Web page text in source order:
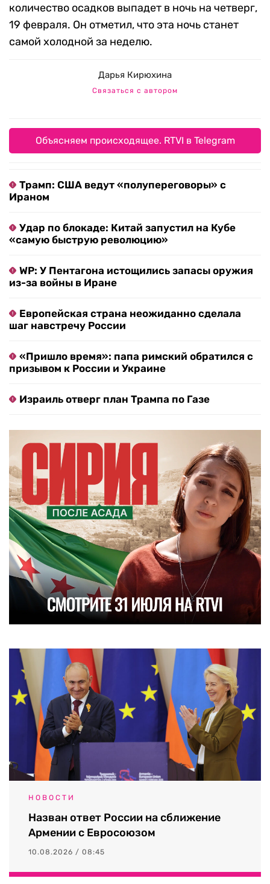
количество осадков выпадет в ночь на четверг,
19 февраля. Он отметил, что эта ночь станет
самой холодной за неделю.
Дарья Кирюхина
Связаться с автором
Объясняем происходящее. RTVI в Telegram
Трамп: США ведут «полупереговоры» с
Ираном
Удар по блокаде: Китай запустил на Кубе
«самую быструю революцию»
WP: У Пентагона истощились запасы оружия
из-за войны в Иране
Европейская страна неожиданно сделала
шаг навстречу России
«Пришло время»: папа римский обратился с
призывом к России и Украине
Израиль отверг план Трампа по Газе
НОВОСТИ
Назван ответ России на сближение
Армении с Евросоюзом
10.08.2026 / 08:45